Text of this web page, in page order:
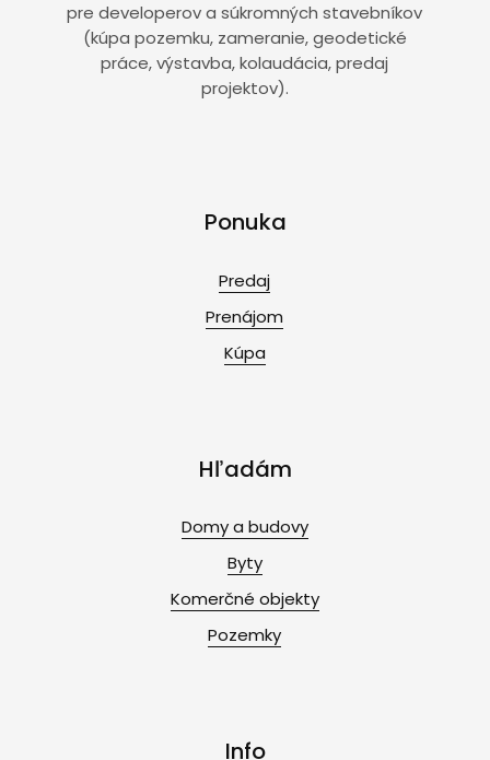
pre developerov a súkromných stavebníkov
(kúpa pozemku, zameranie, geodetické
práce, výstavba, kolaudácia, predaj
projektov).
Ponuka
Predaj
Prenájom
Kúpa
Hľadám
Domy a budovy
Byty
Komerčné objekty
Pozemky
Info